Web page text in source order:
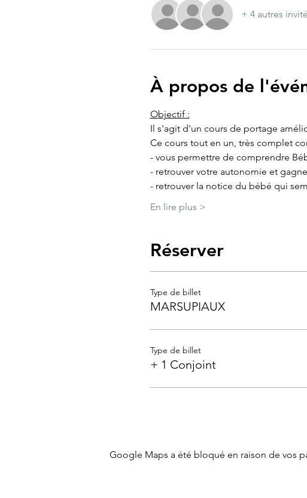
+ 4 autres
À propos de
Objectif :
Il s'agit d'un cours de portage
Ce cours tout en un, très complet
- vous permettre de comprendre
- retrouver votre autonomie et
- retrouver la notice du bébé qui
En lire plus >
Réserver
Type de billet
MARSUPIAUX
Type de billet
+ 1 Conjoint
Google Maps a été bloqué en raison de vos